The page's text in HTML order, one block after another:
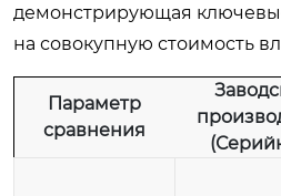
демонстрирующая
на совокупную стоимость
Параметр
сравнения